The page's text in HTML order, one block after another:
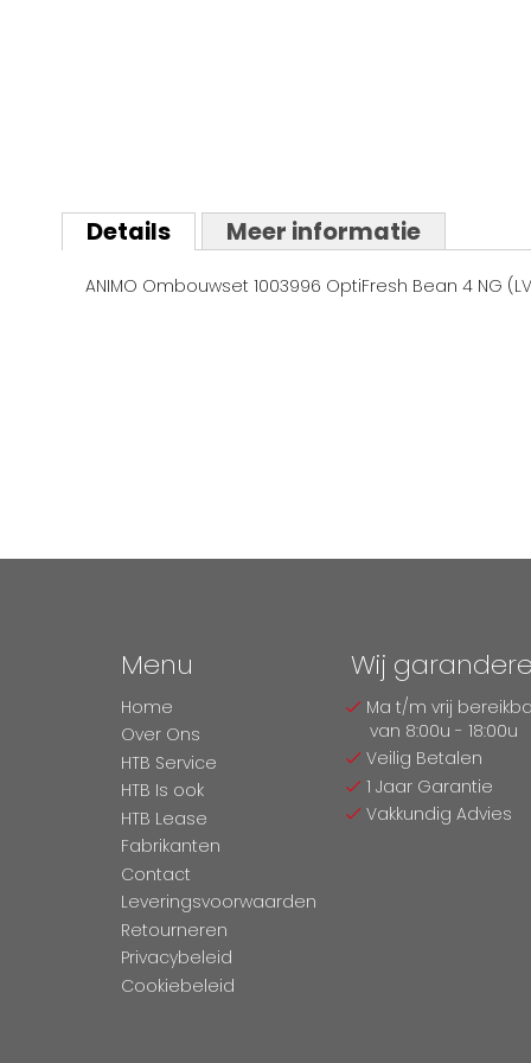
naar
het
van
Details
ANIMO Ombouwset 1003996 OptiFresh Bean 4 NG
Meer informatie
Menu
Home
Over Ons
HTB Service
HTB Is ook
HTB Lease
Fabrikanten
Contact
Leveringsvoorwaarden
Retourneren
Privacybeleid
Cookiebeleid
Wij
Ma t/m vrij
van 8:00u - 18:00u
Veilig Betalen
1 Jaar Garantie
Vakkundig Advies